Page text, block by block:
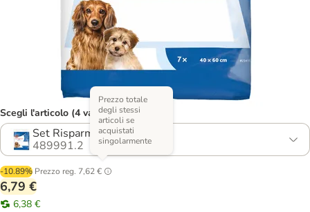
Scegli l'articolo (4 varianti)
Set Risparmio: 6 x 7 pz
489991.2
-10.89% Prezzo reg. 7,62 €
Prezzo totale
degli stessi
articoli se
acquistati
singolarmente
6,79 €
6,38 €